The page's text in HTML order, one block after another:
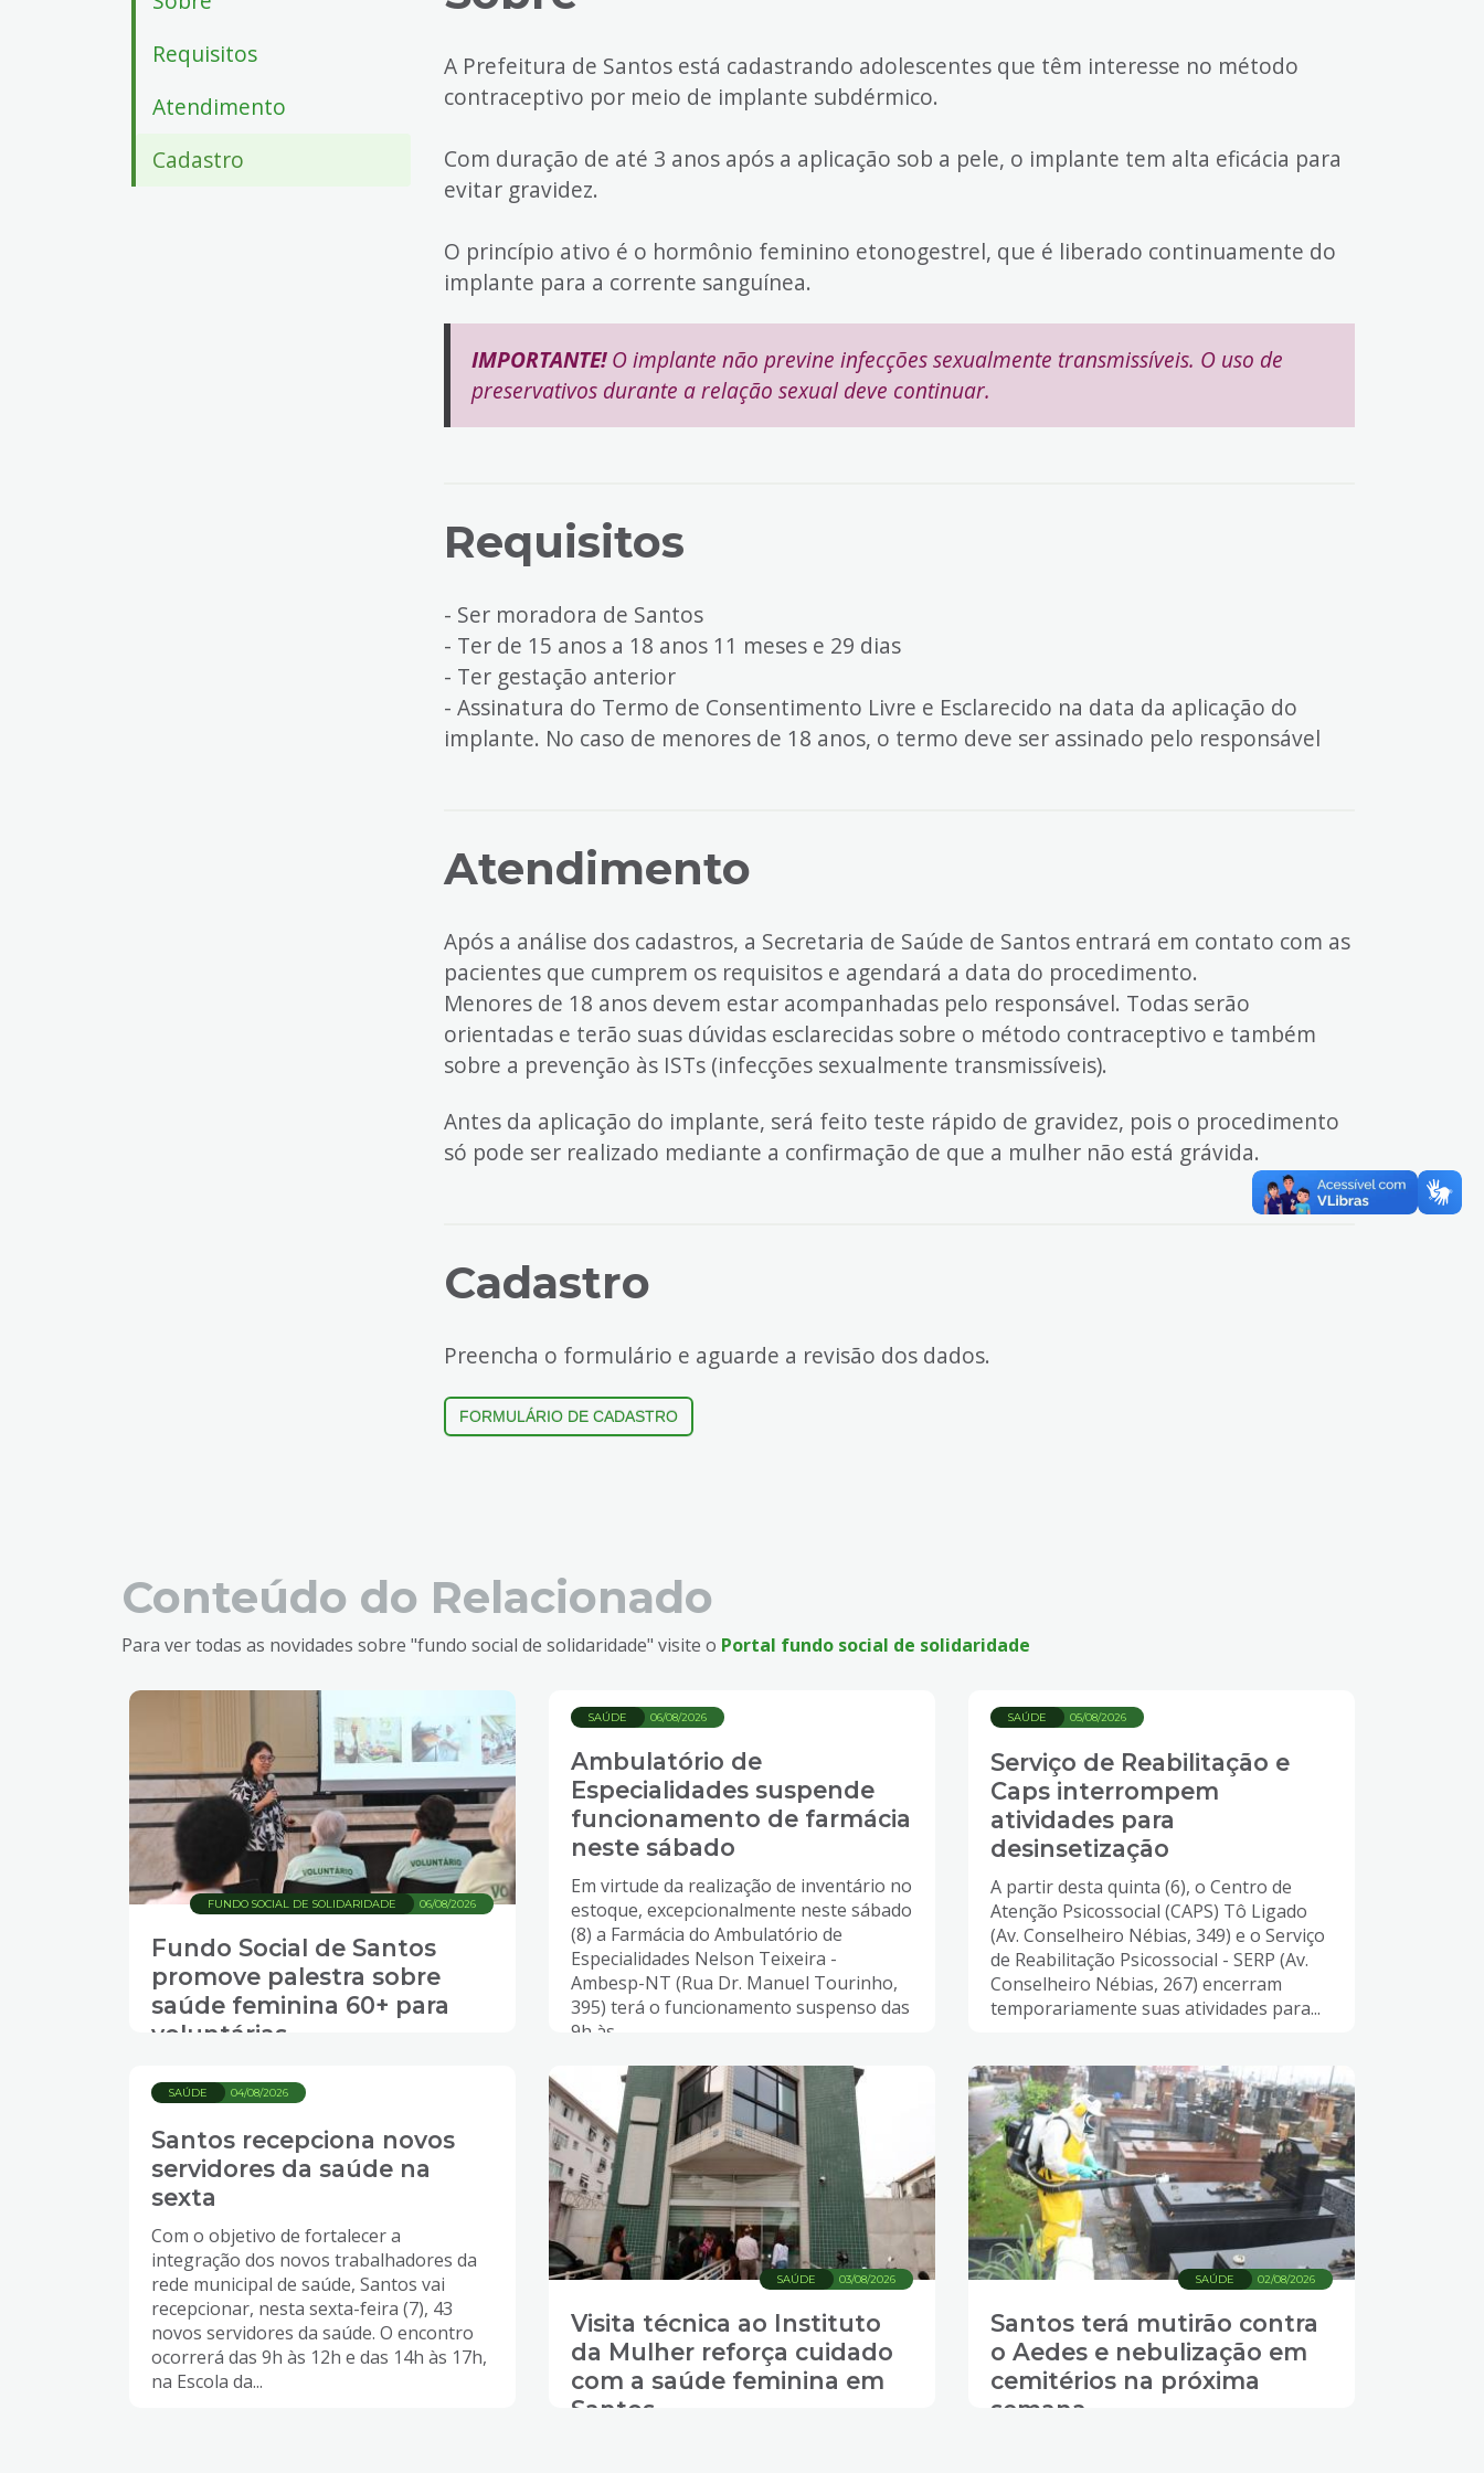
Requisitos
Atendimento
Cadastro
A Prefeitura de Santos está cadastrando adolescentes que têm interesse no método
contraceptivo por meio de implante subdérmico.
Com duração de até 3 anos após a aplicação sob a pele, o implante tem alta eficácia para
evitar gravidez.
O princípio ativo é o hormônio feminino etonogestrel, que é liberado continuamente do
implante para a corrente sanguínea.
IMPORTANTE!O implante não previne infecções sexualmente transmissíveis. O uso de
preservativos durante a relação sexual deve continuar.
Requisitos
- Ser moradora de Santos
- Ter de 15 anos a 18 anos 11 meses e 29 dias
- Ter gestação anterior
- Assinatura do Termo de Consentimento Livre e Esclarecido na data da aplicação do
implante. No caso de menores de 18 anos, o termo deve ser assinado pelo responsável
Atendimento
Após a análise dos cadastros, a Secretaria de Saúde de Santos entrará em contato com as
pacientes que cumprem os requisitos e agendará a data do procedimento.
Menores de 18 anos devem estar acompanhadas pelo responsável. Todas serão
orientadas e terão suas dúvidas esclarecidas sobre o método contraceptivo e também
sobre a prevenção às ISTs (infecções sexualmente transmissíveis).
Antes da aplicação do implante, será feito teste rápido de gravidez, pois o procedimento
só pode ser realizado mediante a confirmação de que a mulher não está grávida.
Cadastro
Preencha o formulário e aguarde a revisão dos dados.
FORMULÁRIO DE CADASTRO
Conteúdo do Relacionado
Para ver todas as novidades sobre "fundo social de solidaridade" visite o Portal fundo social de solidaridade
06/08/2026
FUNDO SOCIAL DE SOLIDARIDADE
Fundo Social de Santos
promove palestra sobre
saúde feminina 60+ para
voluntárias
06/08/2026
SAÚDE
Ambulatório de
Especialidades suspende
funcionamento de farmácia
neste sábado
Em virtude da realização de inventário no
estoque, excepcionalmente neste sábado
(8) a Farmácia do Ambulatório de
Especialidades Nelson Teixeira -
Ambesp-NT (Rua Dr. Manuel Tourinho,
395) terá o funcionamento suspenso das
9h às...
05/08/2026
SAÚDE
Serviço de Reabilitação e
Caps interrompem
atividades para
desinsetização
A partir desta quinta (6), o Centro de
Atenção Psicossocial (CAPS) Tô Ligado
(Av. Conselheiro Nébias, 349) e o Serviço
de Reabilitação Psicossocial - SERP (Av.
Conselheiro Nébias, 267) encerram
temporariamente suas atividades para...
04/08/2026
SAÚDE
Santos recepciona novos
servidores da saúde na
sexta
Com o objetivo de fortalecer a
integração dos novos trabalhadores da
rede municipal de saúde, Santos vai
recepcionar, nesta sexta-feira (7), 43
novos servidores da saúde. O encontro
ocorrerá das 9h às 12h e das 14h às 17h,
na Escola da...
03/08/2026
SAÚDE
Visita técnica ao Instituto
da Mulher reforça cuidado
com a saúde feminina em
Santos
02/08/2026
SAÚDE
Santos terá mutirão contra
o Aedes e nebulização em
cemitérios na próxima
semana